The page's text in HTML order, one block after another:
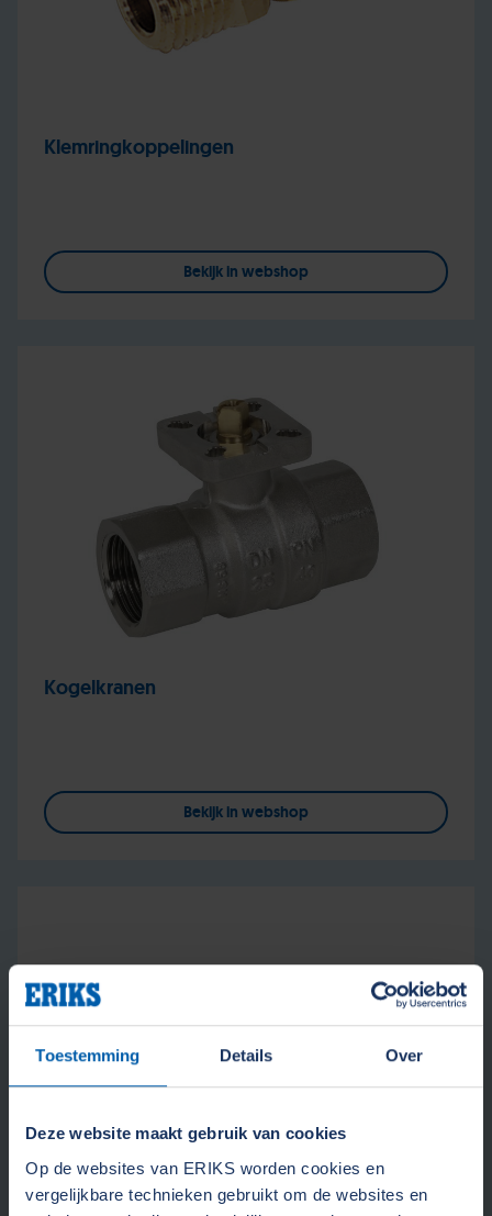
Toestemming Details Over
Deze website maakt gebruik van cookies
Op de websites van ERIKS worden cookies en
vergelijkbare technieken gebruikt om de websites en
Klemringkoppelingen
Bekijk in webshop
Kogelkranen
Bekijk in webshop